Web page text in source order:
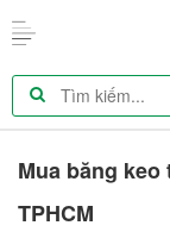
Mua băng
TPHCM